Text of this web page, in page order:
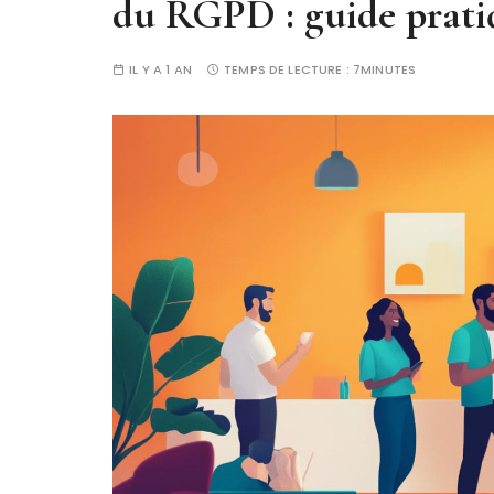
du RGPD : guide
IL Y A 1 AN TEMPS DE LECTURE : 7MINUTES